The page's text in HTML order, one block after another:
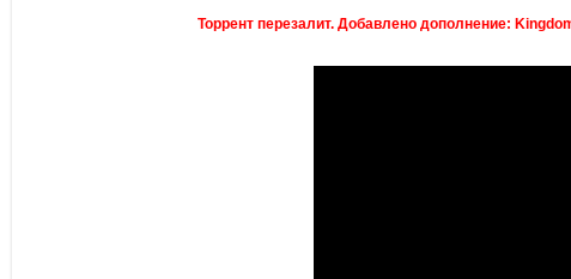
Торрент перезалит. Добавлено дополнение: